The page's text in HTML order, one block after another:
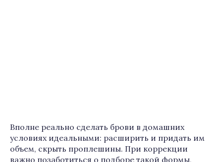
Вполне реально сделать брови в домашних
условиях идеальными: расширить и придать им
объем, скрыть проплешины. При коррекции
важно позаботиться о подборе такой формы,